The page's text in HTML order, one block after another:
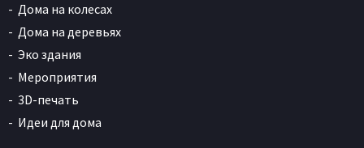
Дома на колесах
Дома на деревьях
Эко здания
Мероприятия
3D-печать
Идеи для дома